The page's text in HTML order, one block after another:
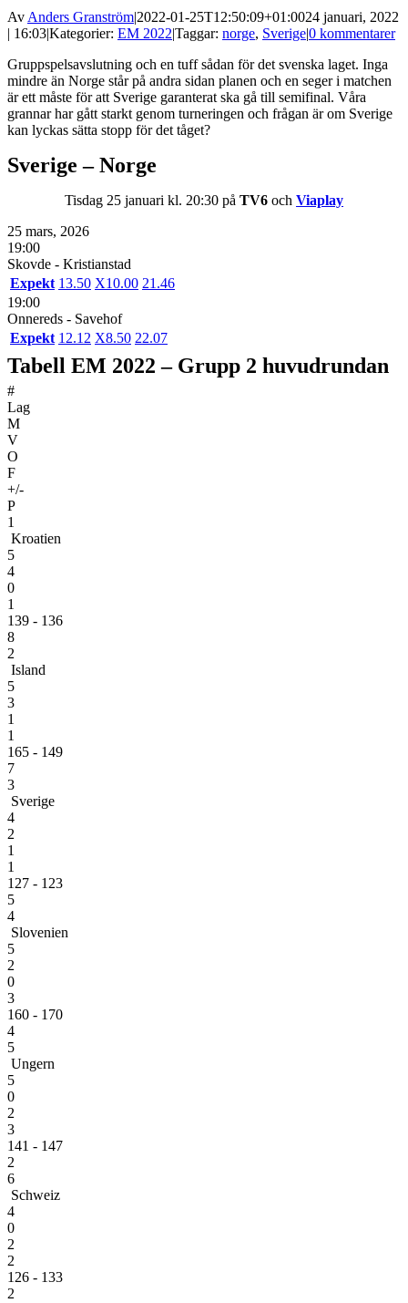
AvAnders Granström|2022-01-25T12:50:09+01:0024 januari, 2022
| 16:03|Kategorier: EM 2022|Taggar: norge, Sverige|0 kommentarer
Gruppspelsavslutning och en tuff sådan för det svenska laget. Inga
mindre än Norge står på andra sidan planen och en seger i matchen
är ett måste för att Sverige garanterat ska gå till semifinal. Våra
grannar har gått starkt genom turneringen och frågan är om Sverige
kan lyckas sätta stopp för det tåget?
Sverige – Norge
Tisdag 25 januari kl. 20:30 på TV6 och Viaplay
25 mars, 2026
19:00
Skovde - Kristianstad
Expekt 13.50 X10.00 21.46
19:00
Onnereds - Savehof
Expekt 12.12 X8.50 22.07
Tabell EM 2022 – Grupp 2 huvudrundan
#
Lag
M
V
O
F
+/-
P
1
Kroatien
5
4
0
1
139 - 136
8
2
Island
5
3
1
1
165 - 149
7
3
Sverige
4
2
1
1
127 - 123
5
4
Slovenien
5
2
0
3
160 - 170
4
5
Ungern
5
0
2
3
141 - 147
2
6
Schweiz
4
0
2
2
126 - 133
2